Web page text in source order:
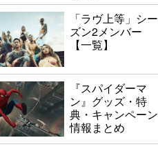
「ラヴ上等」シー
ズン2メンバー
【一覧】
『スパイダーマ
ン』グッズ・特
典・キャンペーン
情報まとめ